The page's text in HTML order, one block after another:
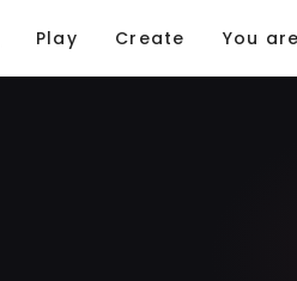
Play Create You